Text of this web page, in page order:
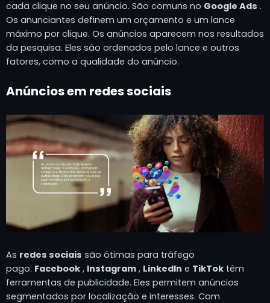
cada clique no seu anúncio. São comuns no Google Ads .
Os anunciantes definem um orçamento e um lance
máximo por clique. Os anúncios aparecem nos resultados
da pesquisa. Eles são ordenados pelo lance e outros
fatores, como a qualidade do anúncio.
Anúncios em redes sociais
As redes sociais são ótimas para tráfego
pago. Facebook , Instagram , LinkedIn e TikTok têm
ferramentas de publicidade. Eles permitem anúncios
segmentados por localização e interesses. Com